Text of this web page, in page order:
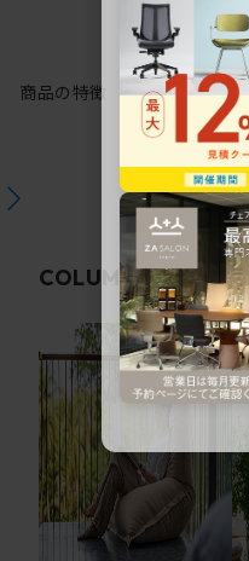
商品の特徴
COLUMN関連コラム